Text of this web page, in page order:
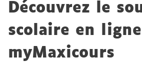
Découvrez le
scolaire en
myMaxicours